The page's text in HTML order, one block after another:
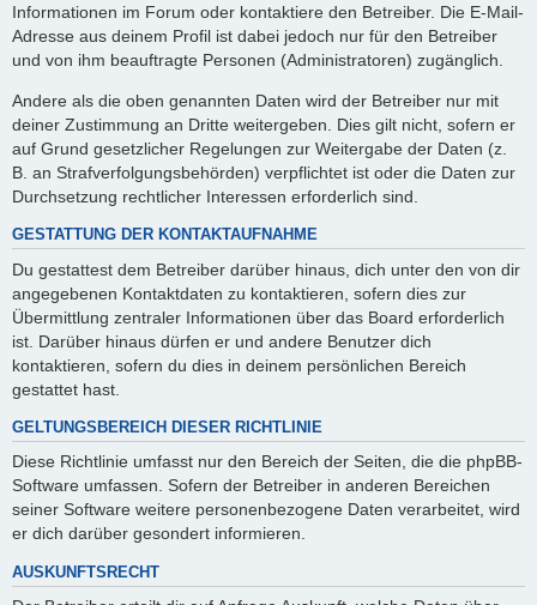
Informationen im Forum oder kontaktiere den Betreiber. Die E-Mail-
Adresse aus deinem Profil ist dabei jedoch nur für den Betreiber
und von ihm beauftragte Personen (Administratoren) zugänglich.
Andere als die oben genannten Daten wird der Betreiber nur mit
deiner Zustimmung an Dritte weitergeben. Dies gilt nicht, sofern er
auf Grund gesetzlicher Regelungen zur Weitergabe der Daten (z.
B. an Strafverfolgungsbehörden) verpflichtet ist oder die Daten zur
Durchsetzung rechtlicher Interessen erforderlich sind.
GESTATTUNG DER KONTAKTAUFNAHME
Du gestattest dem Betreiber darüber hinaus, dich unter den von dir
angegebenen Kontaktdaten zu kontaktieren, sofern dies zur
Übermittlung zentraler Informationen über das Board erforderlich
ist. Darüber hinaus dürfen er und andere Benutzer dich
kontaktieren, sofern du dies in deinem persönlichen Bereich
gestattet hast.
GELTUNGSBEREICH DIESER RICHTLINIE
Diese Richtlinie umfasst nur den Bereich der Seiten, die die phpBB-
Software umfassen. Sofern der Betreiber in anderen Bereichen
seiner Software weitere personenbezogene Daten verarbeitet, wird
er dich darüber gesondert informieren.
AUSKUNFTSRECHT